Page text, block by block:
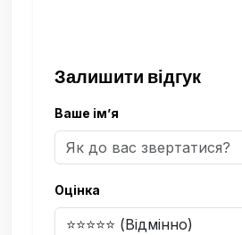
Залишити відгук
Ваше ім’я
Оцінка